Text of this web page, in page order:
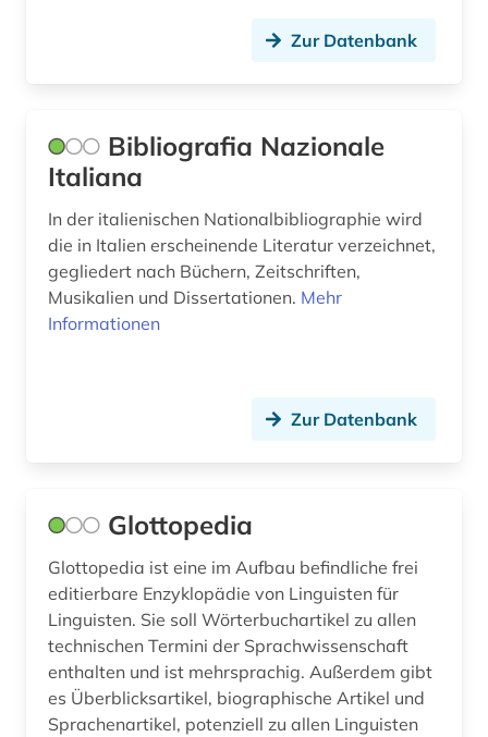
soziologie (1)
spanien (8)
spanisch (10)
spanische literatur (1)
sprachenlernen (1)
sprachgebrauch (1)
sprachgeografie (1)
sprachliche minderheit (1)
sprachpraxis (13)
Zur Datenbank
Bibliografia Nazionale
Italiana
In der italienischen Nationalbibliographie wird
die in Italien erscheinende Literatur verzeichnet,
gegliedert nach Büchern, Zeitschriften,
Musikalien und Dissertationen. Mehr
Informationen
Zur Datenbank
Glottopedia
Glottopedia ist eine im Aufbau befindliche frei
editierbare Enzyklopädie von Linguisten für
Linguisten. Sie soll Wörterbuchartikel zu allen
technischen Termini der Sprachwissenschaft
enthalten und ist mehrsprachig. Außerdem gibt
es Überblicksartikel, biographische Artikel und
Sprachenartikel, potenziell zu allen Linguisten